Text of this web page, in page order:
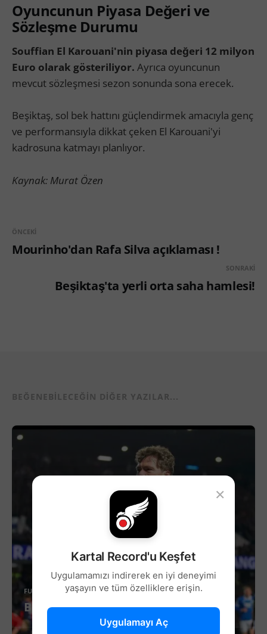
Oyuncunun Piyasa Değeri ve
Sözleşme Durumu
Souffian El Karouani'nin piyasa değeri 12 milyon
Euro olarak gösteriliyor. Ayrıca oyuncunun
mevcut sözleşmesi sezon sonunda sona erecek.
Beşiktaş, sol bek hattını güçlendirmek amacıyla genç
ve performansıyla dikkat çeken El Karouani'yi
kadrosuna katmayı planlıyor.
Kaynak: Murat Özen
ÖNCEKI
Mourinho'dan Rafa Silva açıklaması !
SONRAKI
Beşiktaş'ta yerli orta saha hamlesi!
BEĞENEBILECEĞIN DIĞER YAZILAR...
FUTBOL
Beşiktaş’ta Sağ Kanat İçin Yeni Aday!
×
Kartal Record'u Keşfet
Uygulamamızı indirerek en iyi deneyimi
yaşayın ve tüm özelliklere erişin.
Uygulamayı Aç